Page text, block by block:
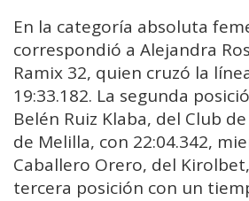
En la categoría absoluta
correspondió a Alejandra
Ramix 32, quien cruzó la
19:33.182. La segunda
Belén Ruiz Klaba, del Club
de Melilla, con 22:04.342,
Caballero Orero, del
tercera posición con un